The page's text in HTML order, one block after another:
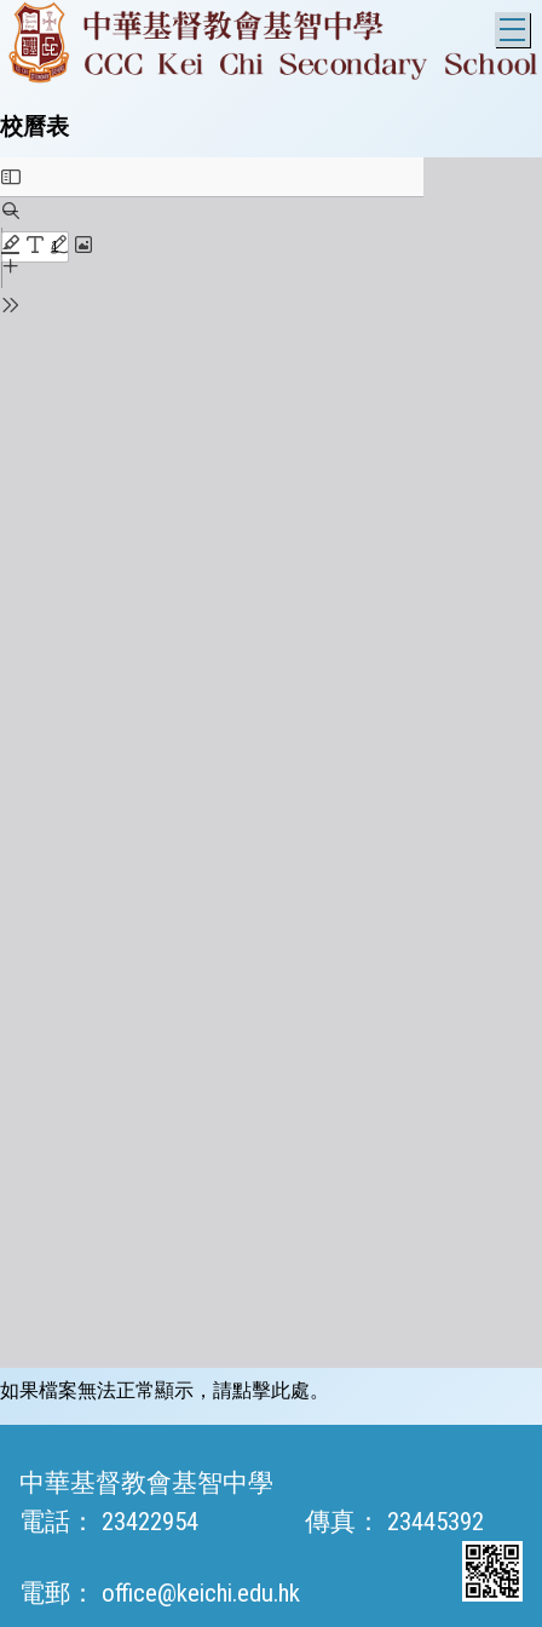
校曆表
如果檔案無法正常顯示，請點擊此處。
中華基督教會基智中學
電話：
23422954 傳真： 23445392
電郵： office@keichi.edu.hk